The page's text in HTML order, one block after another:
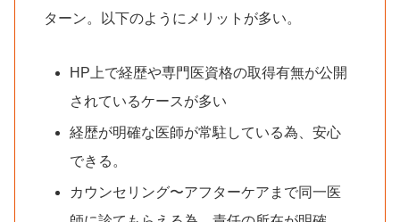
ターン。以下のようにメリットが多い。
HP上で経歴や専門医資格の取得有無が公開
されているケースが多い
経歴が明確な医師が常駐している為、安心
できる。
カウンセリング〜アフターケアまで同一医